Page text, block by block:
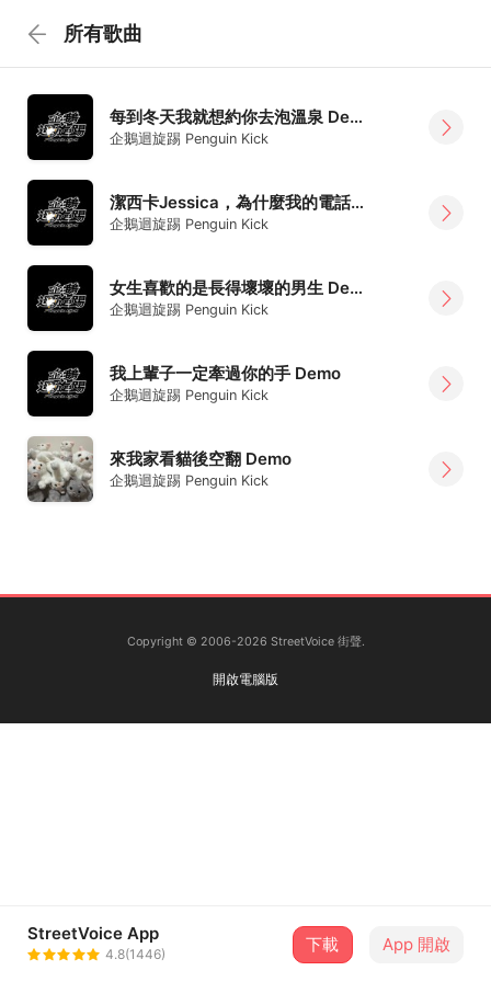
所有歌曲
每到冬天我就想約你去泡溫泉 Demo
企鵝迴旋踢 Penguin Kick
潔西卡Jessica，為什麼我的電話妳都不接 Demo
企鵝迴旋踢 Penguin Kick
女生喜歡的是長得壞壞的男生 Demo
企鵝迴旋踢 Penguin Kick
我上輩子一定牽過你的手 Demo
企鵝迴旋踢 Penguin Kick
來我家看貓後空翻 Demo
企鵝迴旋踢 Penguin Kick
Copyright © 2006-2026 StreetVoice 街聲.
開啟電腦版
StreetVoice App
4.8(1446) 下載 App 開啟